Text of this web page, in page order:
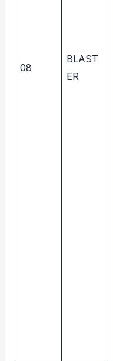
08
BLAST
ER